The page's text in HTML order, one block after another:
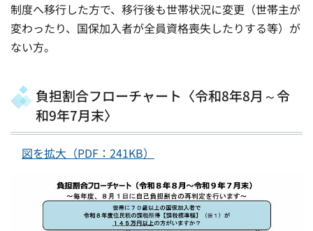
制度へ移行した方で、移行後も世帯状況に変更（世帯主が
変わったり、国保加入者が全員資格喪失したりする等）が
ない方。
負担割合フローチャート〈令和8年8月～令
和9年7月末〉
図を拡大（PDF：241KB）